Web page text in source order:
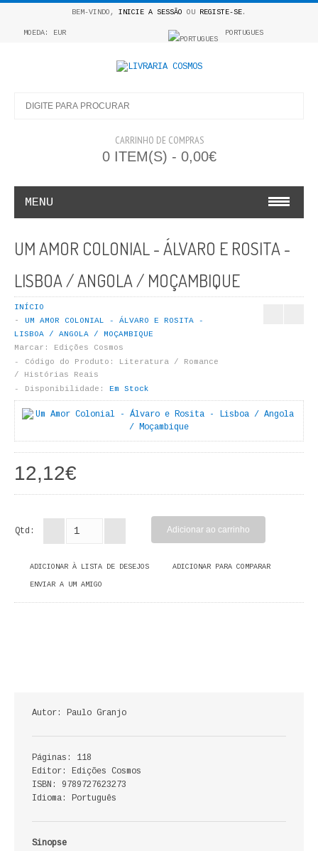
BEM-VINDO, INICIE A SESSÃO OU REGISTE-SE.
MOEDA: EUR PORTUGUES
CARRINHO DE COMPRAS
0 ITEM(S) - 0,00€
MENU
COLEÇÃO APRENDE A COLORIR
LIVROS DE PINTAR
INFANTO - JUVENIL
ANTROPOLOGIA E SOCIOLOGIA
CADERNOS HUMANITAS
CIÊNCIA POLÍTICA
ANÁLISE DA ACÇÃO EDUCATIVA
COLEÇÃO PONTO E VÍRGULA
HISTÓRIA DE PORTUGAL
UM AMOR COLONIAL - ÁLVARO E ROSITA -
LISBOA / ANGOLA / MOÇAMBIQUE
INÍCIO
UM AMOR COLONIAL - ÁLVARO E ROSITA -
LISBOA / ANGOLA / MOÇAMBIQUE
Marcar:
Edições Cosmos
Código do Produto:
Literatura / Romance
/ Histórias Reais
Disponibilidade:
Em Stock
12,12€
Qtd:
ADICIONAR À LISTA DE DESEJOS ADICIONAR PARA COMPARAR
ENVIAR A UM AMIGO
Autor: Paulo Granjo
Páginas: 118
Editor: Edições Cosmos
ISBN: 9789727623273
Idioma: Português
Sinopse